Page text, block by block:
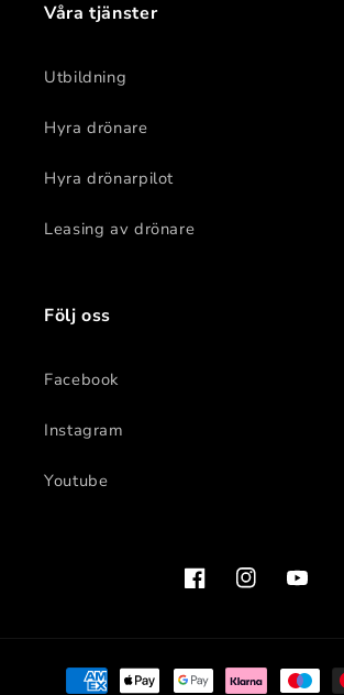
Våra tjänster
Utbildning
Hyra drönare
Hyra drönarpilot
Leasing av drönare
Följ oss
Facebook
Instagram
Youtube
FacebookInstagramYouTube
Betalningsmetoder